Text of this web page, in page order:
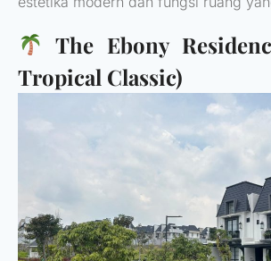
The Ebony
Tropical Classic)